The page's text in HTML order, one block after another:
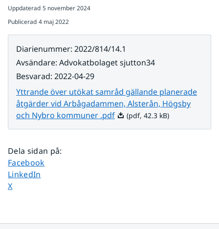
Uppdaterad 5 november 2024
Publicerad 4 maj 2022
Diarienummer: 2022/814/14.1
Avsändare: Advokatbolaget sjutton34
Besvarad: 2022-04-29
Yttrande över utökat samråd gällande planerade
åtgärder vid Arbågadammen, Alsterån, Högsby
och Nybro kommuner .pdfPdf, 42.3 kB.
(pdf, 42.3 kB)
Dela sidan på:
Dela sidan på
Facebook
Dela sidan på
LinkedIn
Dela sidan på
X